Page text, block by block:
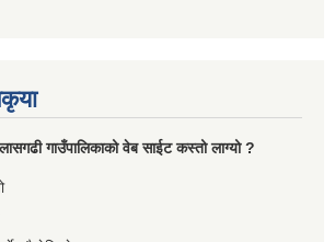
गाउँपालिकाको वेब साईट कस्तो लाग्यो ?